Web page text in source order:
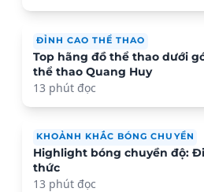
ĐỈNH CAO THỂ THAO
Top hãng đồ thể thao dưới
thể thao Quang Huy
13 phút đọc
KHOẢNH KHẮC BÓNG CHUYỀN
Highlight bóng chuyền độ:
thức
13 phút đọc